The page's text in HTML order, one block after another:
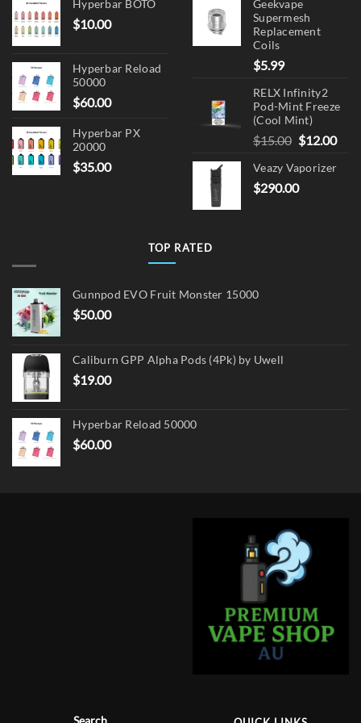
Hyperbar BOTO
$10.00
Hyperbar Reload
50000
$60.00
Hyperbar PX
20000
$35.00
Geekvape
Supermesh
Replacement
Coils
$5.99
RELX Infinity2
Pod-Mint Freeze
(Cool Mint)
$15.00 Original
was:
$15.00.
$12.00
Veazy Vaporizer
$290.00
TOP RATED
Gunnpod EVO Fruit Monster 15000
$50.00
Caliburn GPP Alpha Pods (4Pk) by Uwell
$19.00
Hyperbar Reload 50000
$60.00
Search